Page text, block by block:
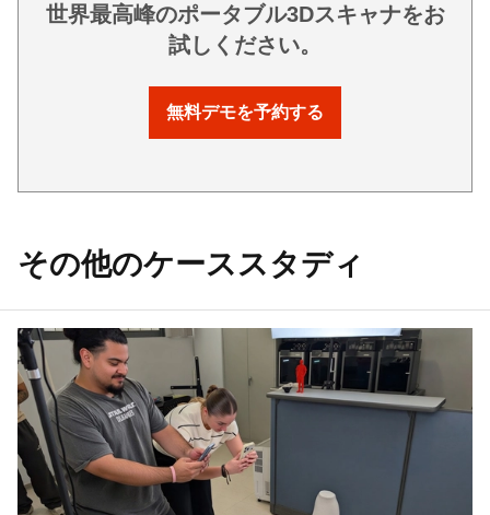
世界最高峰のポータブル3Dスキャナをお
試しください。
無料デモを予約する
その他のケーススタディ